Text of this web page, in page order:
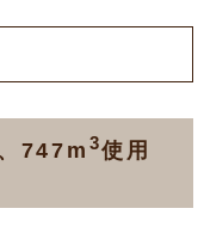
747m 3使用